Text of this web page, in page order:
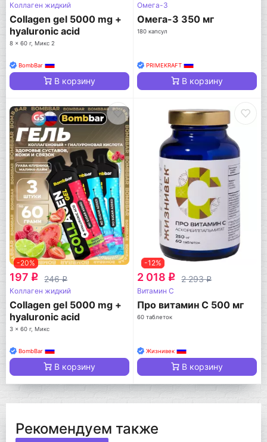
Коллаген жидкий
Collagen gel 5000 mg +
hyaluronic acid
8 x 60 г, Микс 2
BombBar
В корзину
Омега-3
Омега-3 350 мг
180 капсул
PRIMEKRAFT
В корзину
-20%
197 q 246q
Коллаген жидкий
Collagen gel 5000 mg +
hyaluronic acid
3 x 60 г, Микс
BombBar
В корзину
-12%
2 018 q 2 293q
Витамин C
Про витамин С 500 мг
60 таблеток
Жизнивек
В корзину
Рекомендуем также